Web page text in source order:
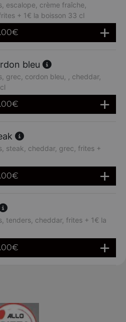
escalope, crème fraîche,
+ 1€ la boisson 33 cl
€
bleu
grec, cordon bleu, , cheddar,
€
steak, cheddar, grec, frites +
€
tenders, cheddar, frites + 1€ la
€